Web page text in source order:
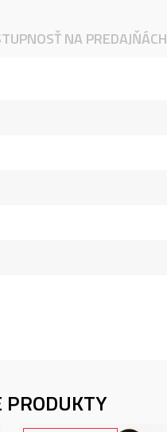
NA PREDAJŇÁCH
PRODUKTY